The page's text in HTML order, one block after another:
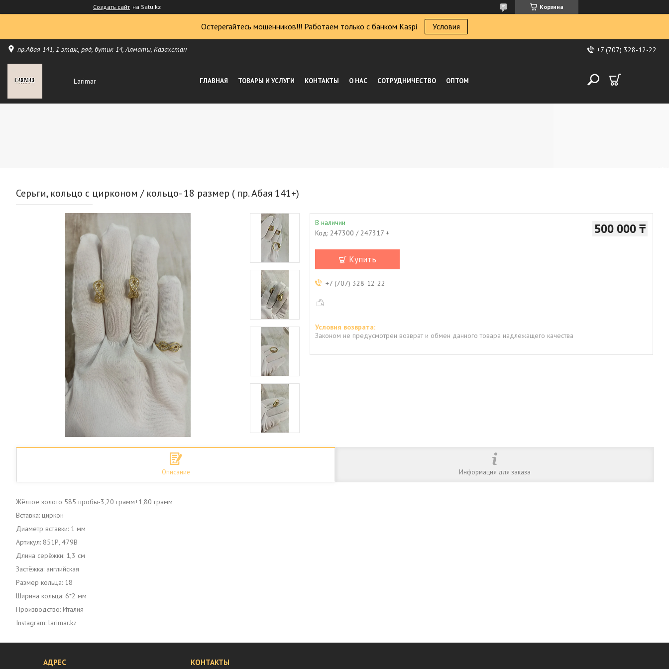
Создать сайт на Satu.kz Корзина
Остерегайтесь мошенников!!! Работаем только с банком Kaspi Условия
пр.Абая 141, 1 этаж, ряд, бутик 14, Алматы, Казахстан +7 (707) 328-12-22
Larimar ГЛАВНАЯ ТОВАРЫ И УСЛУГИ КОНТАКТЫ О НАС СОТРУДНИЧЕСТВО ОПТОМ
Серьги, кольцо с цирконом / кольцо- 18 размер ( пр. Абая 141+)
В наличии
Код: 247300 / 247317 + 500 000 ₸
Купить
+7 (707) 328-12-22
Законом не предусмотрен возврат и обмен данного товара надлежащего качества
Описание Информация для заказа
Жёлтое золото 585 пробы-3,20 грамм+1,80 грамм
Вставка: циркон
Диаметр вставки: 1 мм
Артикул: 851Р, 479В
Длина серёжки: 1,3 см
Застёжка: английская
Размер кольца: 18
Ширина кольца: 6*2 мм
Производство: Италия
Instagram: larimar.kz